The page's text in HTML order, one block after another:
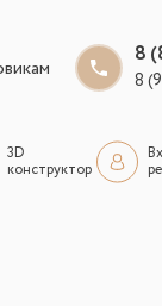
8
8
3D
конструктор